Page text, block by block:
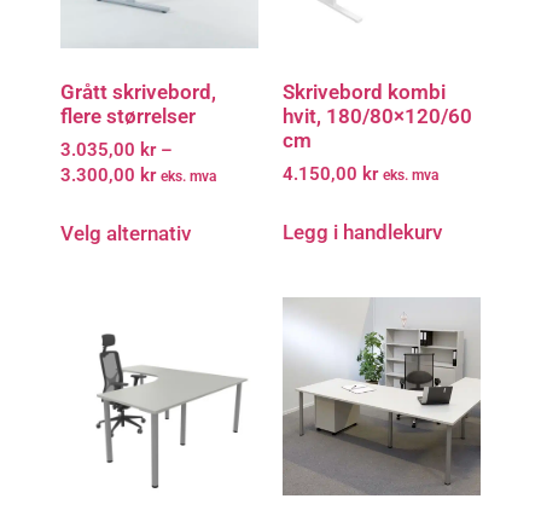
Grått skrivebord,
flere størrelser
3.035,00 kr –
3.300,00 kr eks. mva
Velg alternativ
Skrivebord kombi
hvit, 180/80×120/60
cm
4.150,00 kr eks. mva
Legg i handlekurv